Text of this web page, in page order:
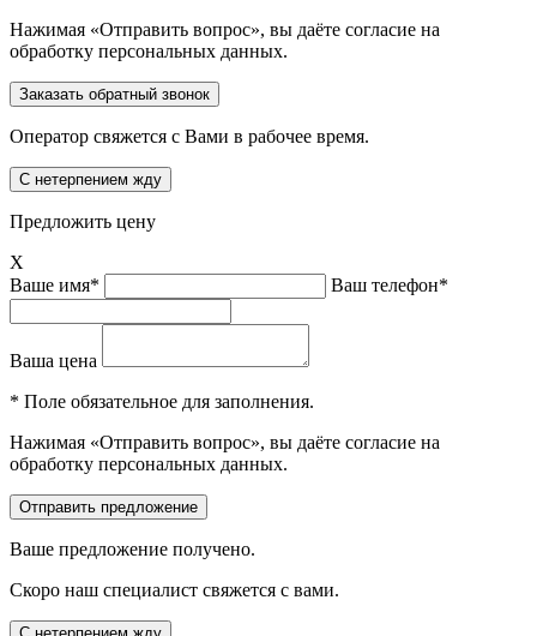
Нажимая «Отправить вопрос», вы даёте согласие на
обработку персональных данных.
Оператор свяжется с Вами в рабочее время.
Предложить цену
X
Ваше имя*
Ваш телефон*
Ваша цена
* Поле обязательное для заполнения.
Нажимая «Отправить вопрос», вы даёте согласие на
обработку персональных данных.
Ваше предложение получено.
Скоро наш специалист свяжется с вами.